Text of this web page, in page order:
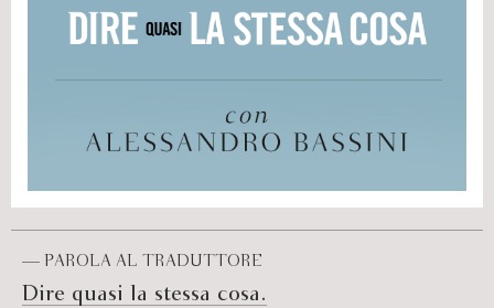
— PAROLA AL TRADUTTORE
Dire quasi la stessa cosa.